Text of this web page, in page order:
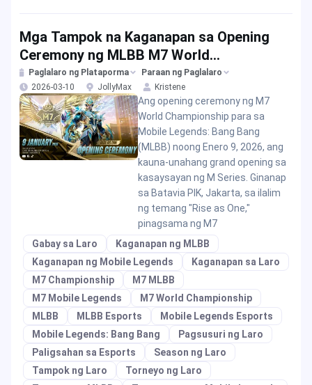
Mga Tampok na Kaganapan sa Opening
Ceremony ng MLBB M7 World
Championship
Paglalaro ng Plataporma
Paraan ng Paglalaro
2026-03-10
JollyMax Kristene
Ang opening ceremony ng M7
World Championship para sa
Mobile Legends: Bang Bang
(MLBB) noong Enero 9, 2026, ang
kauna-unahang grand opening sa
kasaysayan ng M Series. Ginanap
sa Batavia PIK, Jakarta, sa ilalim
ng temang "Rise as One,"
pinagsama ng M7
Gabay sa Laro
Kaganapan ng MLBB
Kaganapan ng Mobile Legends
Kaganapan sa Laro
M7 Championship
M7 MLBB
M7 Mobile Legends
M7 World Championship
MLBB
MLBB Esports
Mobile Legends Esports
Mobile Legends: Bang Bang
Pagsusuri ng Laro
Paligsahan sa Esports
Season ng Laro
Tampok ng Laro
Torneyo ng Laro